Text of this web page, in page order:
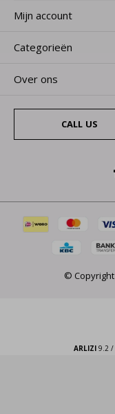
Mijn account
Categorieën
Over ons
CALL US
© Copyright
ARLIZI9.2 /